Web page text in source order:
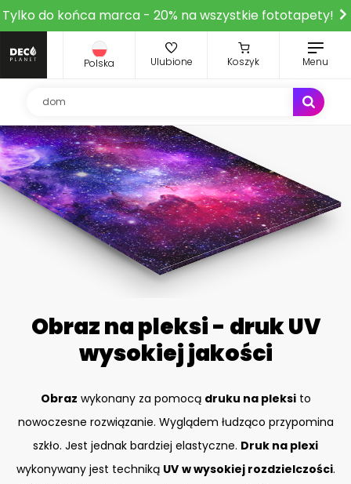
Tylko do końca marca - 20% na wszystkie fototapety!
Polska Ulubione Koszyk Menu
Obraz na pleksi - druk UV
wysokiej jakości
Obraz wykonany za pomocą druku na pleksito
nowoczesne rozwiązanie. Wyglądem łudząco przypomina
szkło. Jest jednak bardziej elastyczne. Druk na plexi
wykonywany jest techniką UV w wysokiej rozdzielczości.